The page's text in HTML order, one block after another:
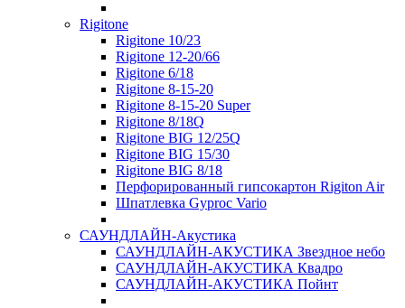
Rigitone
Rigitone 10/23
Rigitone 12-20/66
Rigitone 6/18
Rigitone 8-15-20
Rigitone 8-15-20 Super
Rigitone 8/18Q
Rigitone BIG 12/25Q
Rigitone BIG 15/30
Rigitone BIG 8/18
Перфорированный гипсокартон Rigiton Air
Шпатлевка Gyproc Vario
САУНДЛАЙН-Акустика
САУНДЛАЙН-АКУСТИКА Звездное небо
САУНДЛАЙН-АКУСТИКА Квадро
САУНДЛАЙН-АКУСТИКА Пойнт